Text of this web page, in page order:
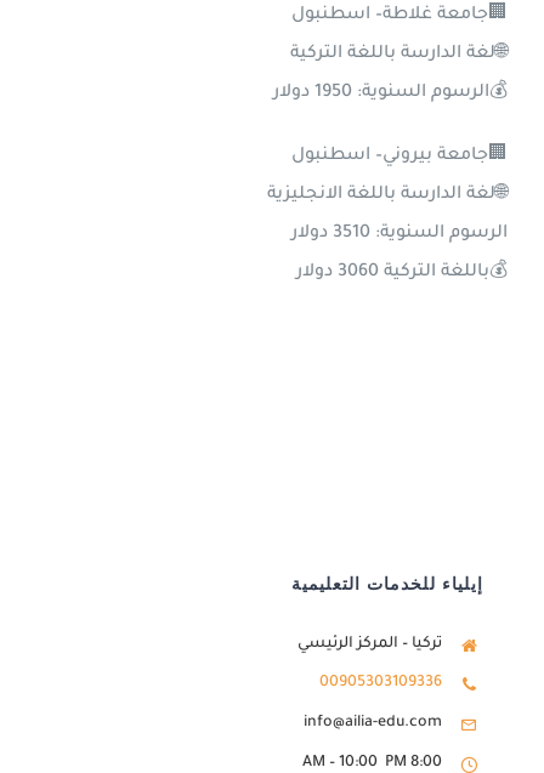
🏢جامعة غلاطة– اسطنبول
🌐لغة الدارسة باللغة التركية
💰الرسوم السنوية: 1950 دولار
🏢جامعة بيروني– اسطنبول
🌐لغة الدارسة باللغة الانجليزية
الرسوم السنوية: 3510 دولار
💰باللغة التركية 3060 دولار
إيلياء للخدمات التعليمية
تركيا – المركز الرئيسي
00905303109336
info@ailia-edu.com
8:00 AM – 10:00 PM